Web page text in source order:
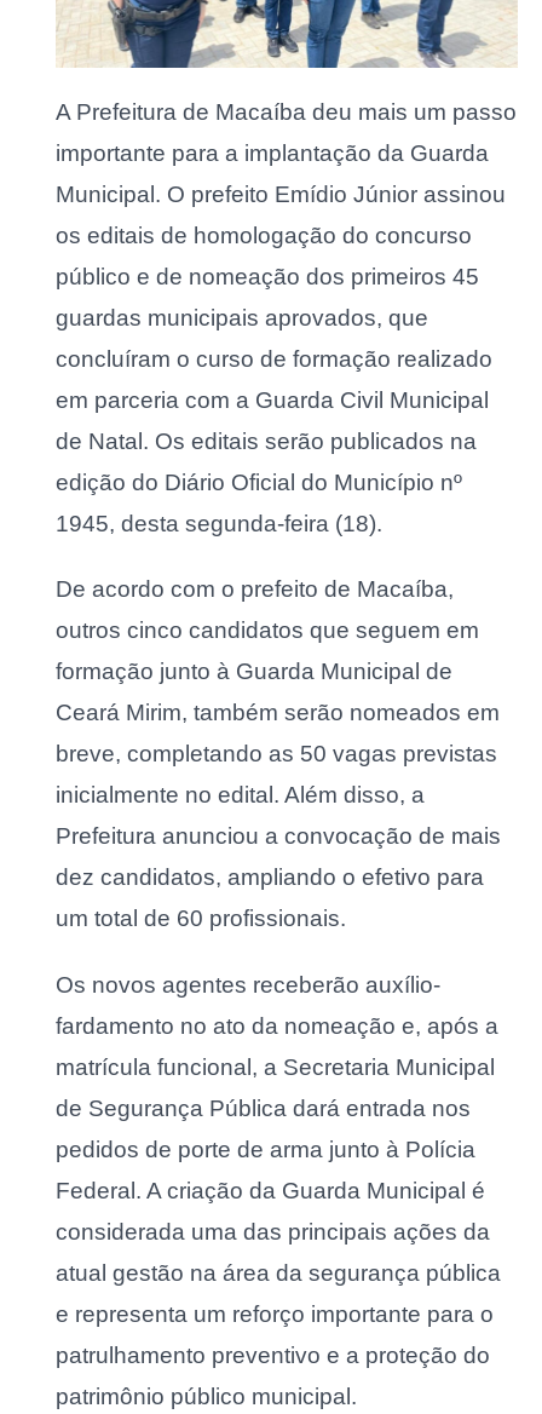
A Prefeitura de Macaíba deu mais um passo
importante para a implantação da Guarda
Municipal. O prefeito Emídio Júnior assinou
os editais de homologação do concurso
público e de nomeação dos primeiros 45
guardas municipais aprovados, que
concluíram o curso de formação realizado
em parceria com a Guarda Civil Municipal
de Natal. Os editais serão publicados na
edição do Diário Oficial do Município nº
1945, desta segunda-feira (18).
De acordo com o prefeito de Macaíba,
outros cinco candidatos que seguem em
formação junto à Guarda Municipal de
Ceará Mirim, também serão nomeados em
breve, completando as 50 vagas previstas
inicialmente no edital. Além disso, a
Prefeitura anunciou a convocação de mais
dez candidatos, ampliando o efetivo para
um total de 60 profissionais.
Os novos agentes receberão auxílio-
fardamento no ato da nomeação e, após a
matrícula funcional, a Secretaria Municipal
de Segurança Pública dará entrada nos
pedidos de porte de arma junto à Polícia
Federal. A criação da Guarda Municipal é
considerada uma das principais ações da
atual gestão na área da segurança pública
e representa um reforço importante para o
patrulhamento preventivo e a proteção do
patrimônio público municipal.